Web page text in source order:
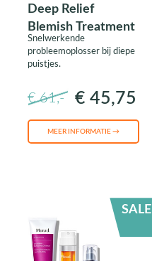
Deep Relief
Blemish Treatment
Snelwerkende
probleemoplosser bij diepe
puistjes.
€ 61,- € 45,75
MEER INFORMATIE →
SALE